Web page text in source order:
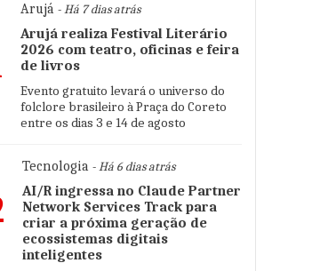
Arujá - Há 7 dias atrás
Arujá realiza Festival Literário
2026 com teatro, oficinas e feira
de livros
Evento gratuito levará o universo do
folclore brasileiro à Praça do Coreto
entre os dias 3 e 14 de agosto
Tecnologia - Há 6 dias atrás
AI/R ingressa no Claude Partner
Network Services Track para
criar a próxima geração de
ecossistemas digitais
inteligentes